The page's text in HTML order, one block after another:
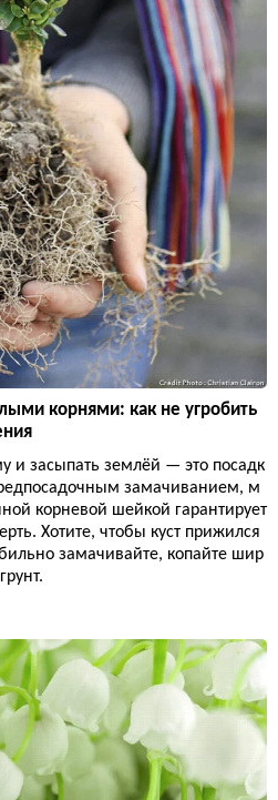
корнями: как не угробить
и засыпать землёй — это посадк
замачиванием, м
корневой шейкой гарантирует
Хотите, чтобы куст прижился
замачивайте, копайте шир